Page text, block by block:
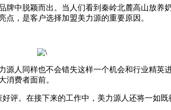
脱颖而出。当人们看到秦岭北麓高山放养
，是客户选择加盟美力源的重要原因。
同样也不会错失这样一个机会和行业精英
消费者面前。
。在接下来的工作中，美力源人还将一如既